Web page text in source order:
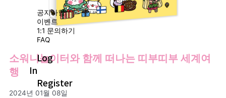
공지사항
이벤트
1:1 문의하기
FAQ
Log
In
Register
소워니놀이터와 함께 떠나는 띠부띠부 세계여
행
2024년 01월 08일